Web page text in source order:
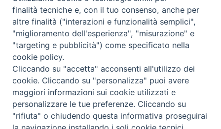
SCRIVICI
La Difesa srl - P.iva 05125420280
La Difesa del Popolo percepisce i contributi pubblici all'editoria.
La Difesa del Popolo, tramite la Fisc (Federazione Italiana Settimanali Cattolici)
ha aderito allo IAP (Istituto dell'Autodisciplina Pubblicitaria) accettando il Codice
di Autodisciplina della Comunicazione Commerciale.
La Difesa del Popolo è una testata registrata presso il Tribunale di Padova
decreto del 15 giugno 1950 al n. 37 del registro periodici.
finalità tecniche e, con il tuo consenso, anche per
altre finalità ("interazioni e funzionalità semplici",
"miglioramento dell'esperienza", "misurazione" e
"targeting e pubblicità") come specificato nella
cookie policy.
Cliccando su "accetta" acconsenti all'utilizzo dei
cookie. Cliccando su "personalizza" puoi avere
maggiori informazioni sui cookie utilizzati e
personalizzare le tue preferenze. Cliccando su
"rifiuta" o chiudendo questa informativa proseguirai